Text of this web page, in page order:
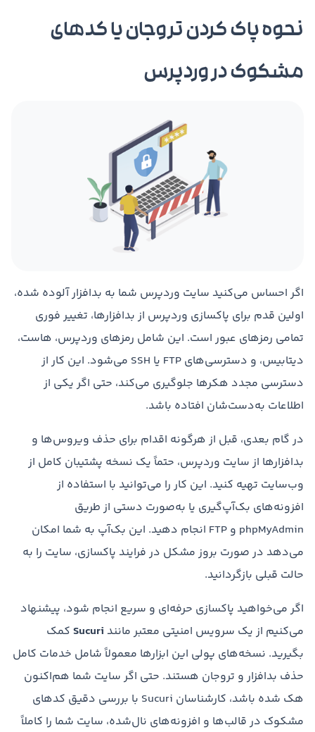
نحوه پاک کردن تروجان یا کدهای
مشکوک در وردپرس
اگر احساس می‌کنید سایت وردپرس شما به بدافزار آلوده شده،
اولین قدم برای پاکسازی وردپرس از بدافزارها، تغییر فوری
تمامی رمزهای عبور است. این شامل رمزهای وردپرس، هاست،
دیتابیس، و دسترسی‌های FTP یا SSH می‌شود. این کار از
دسترسی مجدد هکرها جلوگیری می‌کند، حتی اگر یکی از
اطلاعات به‌دست‌شان افتاده باشد.
در گام بعدی، قبل از هرگونه اقدام برای حذف ویروس‌ها و
بدافزارها از سایت وردپرس، حتماً یک نسخه پشتیبان کامل از
وب‌سایت تهیه کنید. این کار را می‌توانید با استفاده از
افزونه‌های بک‌آپ‌گیری یا به‌صورت دستی از طریق
phpMyAdmin و FTP انجام دهید. این بک‌آپ به شما امکان
می‌دهد در صورت بروز مشکل در فرایند پاکسازی، سایت را به
حالت قبلی بازگردانید.
اگر می‌خواهید پاکسازی حرفه‌ای و سریع انجام شود، پیشنهاد
می‌کنیم از یک سرویس امنیتی معتبر مانند Sucuriکمک
بگیرید. نسخه‌های پولی این ابزارها معمولاً شامل خدمات کامل
حذف بدافزار و تروجان هستند. حتی اگر سایت شما هم‌اکنون
هک شده باشد، کارشناسان Sucuri با بررسی دقیق کدهای
مشکوک در قالب‌ها و افزونه‌های نال‌شده، سایت شما را کاملاً